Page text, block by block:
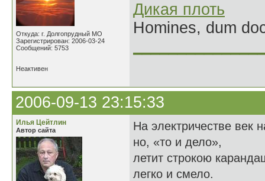
Откуда: г. Долгопрудный МО
Зарегистрирован: 2006-03-24
Сообщений: 5753
Дикая плоть
Homines, dum
Неактивен
2006-09-13 23:15:33
Илья Цейтлин
Автор сайта
На электричестве век
но, «то и дело»,
летит строкою
легко и смело.